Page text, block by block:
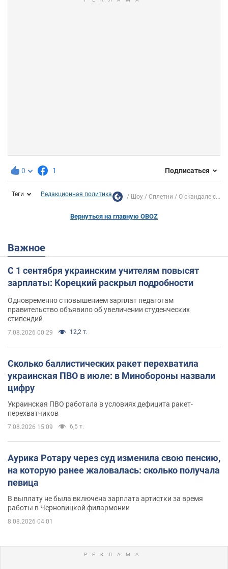
0 1 Подписаться
Теги Редакционная политика Шоу Сплетни О скандале с...
Вернуться на главную OBOZ
Важное
С 1 сентября украинским учителям повысят
зарплаты: Корецкий раскрыл подробности
Одновременно с повышением зарплат педагогам
правительство объявило об увеличении студенческих
стипендий
7.08.2026 00:29 12,2 т.
Сколько баллистических ракет перехватила
украинская ПВО в июле: в Минобороны назвали
цифру
Украинская ПВО работала в условиях дефицита ракет-
перехватчиков
7.08.2026 15:09 6,5 т.
Аурика Ротару через суд изменила свою пенсию,
на которую ранее жаловалась: сколько получала
певица
В выплату не была включена зарплата артистки за время
работы в Черновицкой филармонии
8.08.2026 04:01